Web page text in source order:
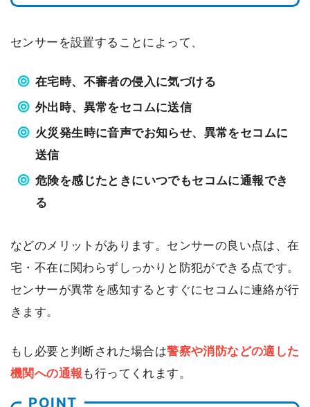
センサーを設置することによって、
在宅時、不審者の侵入に気づける
外出時、異常をセコムに送信
火災発生時に音声でお知らせ、異常をセコムに
送信
危険を感じたときにいつでもセコムに通報でき
る
などのメリットがあります。センサーの良い点は、在
宅・不在に関わらずしっかりと防犯ができる点です。
センサーが異常を感知するとすぐにセコムに連絡が行
きます。
もし必要と判断された場合は警察や消防などの適した
機関への通報 も行ってくれます。